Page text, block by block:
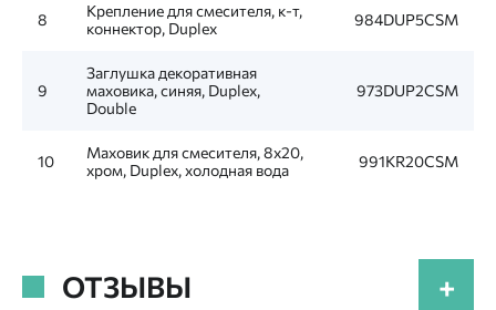
8
Крепление для смесителя, к-т,
коннектор, Duplex
984DUP5CSM
9
Заглушка декоративная
маховика, синяя, Duplex,
Double
973DUP2CSM
10
Маховик для смесителя, 8x20,
хром, Duplex, холодная вода
991KR20CSM
ОТЗЫВЫ +